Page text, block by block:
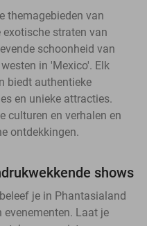
themagebieden van
straten van
schoonheid van
in 'Mexico'. Elk
biedt authentieke
en unieke attracties.
culturen en verhalen en
ontdekkingen.
shows
je in Phantasialand
evenementen. Laat je